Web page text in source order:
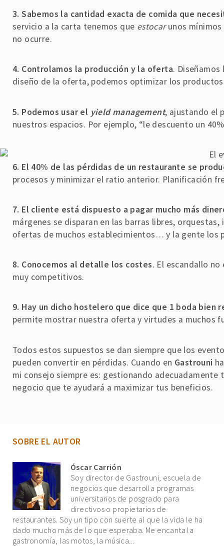
3. Sabemos la cantidad exacta de comida que
servicio a la carta tenemos que estocarunos mínimos
no ocurre.
4. Controlamos la producción y la oferta.
diseño de la oferta, podemos optimizar los
5. Podemos usar el yield management, ajustando el
nuestros espacios. Por ejemplo, “le descuento un
6. El 40% de las pérdidas de un restaurante se
procesos y minimizar el ratio anterior. Planificación
7. El cliente está dispuesto a pagar mucho más
márgenes se disparan en las barras libres,
ofertas de muchos establecimientos… y la gente los
8. Conocemos al detalle los costes. El escandallo
muy competitivos.
9. Hay un dicho hostelero que dice que 1 boda bien
permite mostrar nuestra oferta y virtudes a muchos
Todos estos supuestos se dan siempre que los
pueden convertir en pérdidas. Cuando en Gastrouni
mi consejo siempre es: gestionando adecuadamente
negocio que te ayudará a maximizar tus beneficios.
SOBRE EL AUTOR
Óscar Carrión
Soy director de Gastrouni, escuela de
negocios que desarrolla programas
universitarios de posgrado para
directivos o propietarios de
restaurantes. Soy un tipo con suerte al que la vida le ha
dado mucho más de lo que esperaba. Me encanta la
gastronomía, las motos, la música...